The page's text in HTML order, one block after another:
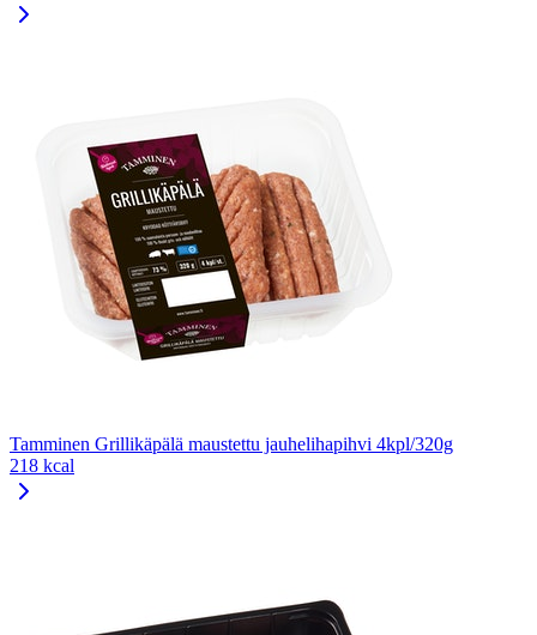
Tamminen Grillikäpälä maustettu jauhelihapihvi 4kpl/320g
218 kcal